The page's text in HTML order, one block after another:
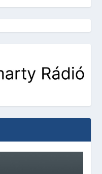
Vörösmarty Rádió